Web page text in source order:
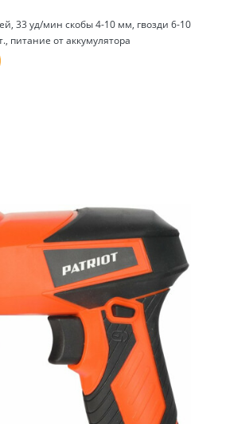
33 уд/мин скобы 4-10 мм, гвозди 6-10
питание от аккумулятора